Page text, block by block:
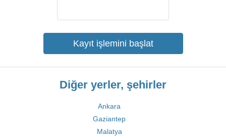
Kayıt işlemini başlat
Diğer yerler, şehirler
Ankara
Gaziantep
Malatya